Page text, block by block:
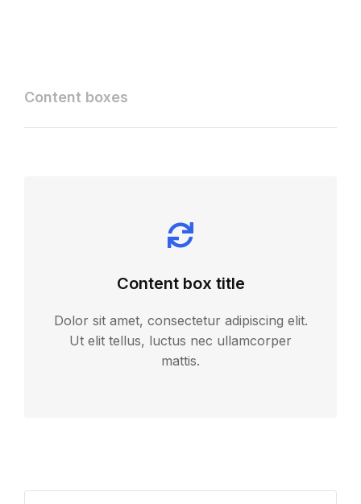
Content boxes
Content box title
Dolor sit amet, consectetur adipiscing elit.
Ut elit tellus, luctus nec ullamcorper
mattis.